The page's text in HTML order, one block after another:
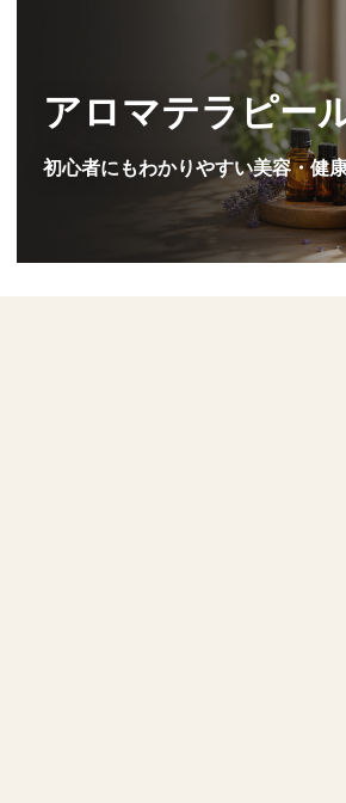
アロマテラピー
初心者にもわかりやすい美容・健